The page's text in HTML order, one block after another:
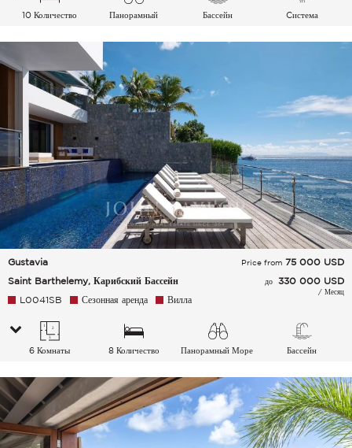
10 Количество
Панорамный
бассейн Море
Бассейн
Cистема
Gustavia
Saint Barthelemy, Карибский Бассейн
Price from 75 000 USD
до 330 000 USD
/ Месяц
L0041SB Сезонная аренда Вилла
6 Комнаты
8 Количество
Панорамный Море Бассейн